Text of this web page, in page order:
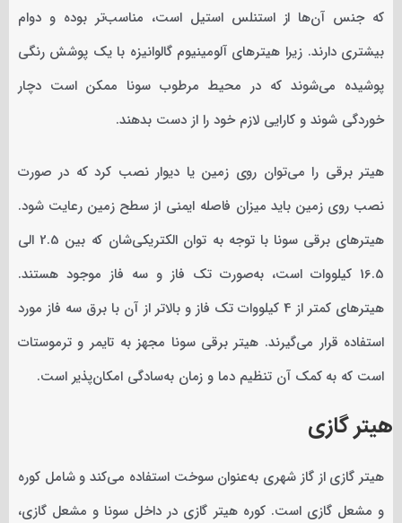
که جنس آن‌ها از استنلس استیل است، مناسب‌تر بوده و دوام
بیشتری دارند. زیرا هیترهای آلومینیوم گالوانیزه با یک پوشش رنگی
پوشیده می‌شوند که در محیط مرطوب سونا ممکن است دچار
خوردگی شوند و کارایی لازم خود را از دست بدهند.
هیتر برقی را می‌توان روی زمین یا دیوار نصب کرد که در صورت
نصب روی زمین باید میزان فاصله ایمنی از سطح زمین رعایت شود.
هیترهای برقی سونا با توجه به توان الکتریکی‌شان که بین 2.5 الی
16.5 کیلووات است، به‌صورت تک فاز و سه فاز موجود هستند.
هیترهای کمتر از 4 کیلووات تک فاز و بالاتر از آن‌ با برق سه فاز مورد
استفاده قرار می‌گیرند. هیتر برقی سونا مجهز به تایمر و ترموستات
است که به کمک آن تنظیم دما و زمان به‌سادگی امکان‌پذیر است.
هیتر گازی
هیتر گازی از گاز شهری به‌عنوان سوخت استفاده می‌کند و شامل کوره
و مشعل گازی است. کوره هیتر گازی در داخل سونا و مشعل گازی،